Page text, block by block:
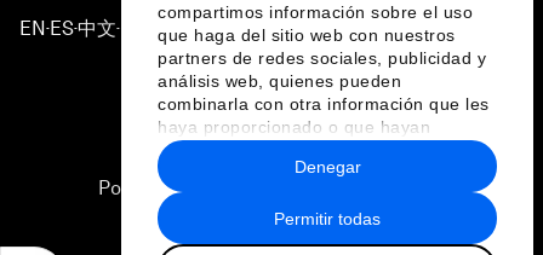
compartimos información sobre el uso
que haga del sitio web con nuestros
partners de redes sociales, publicidad y
análisis web, quienes pueden
combinarla con otra información que les
haya proporcionado o que hayan
recopilado a partir del uso que haya
hecho de sus servicios.
Permitir todas
Denegar
EN ▪ES▪中文▪ 日本語
Política de privacidad y normas de uso
Sitemap